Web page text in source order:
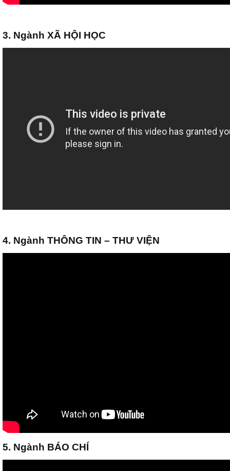
3. Ngành XÃ HỘI HỌC
4. Ngành THÔNG TIN – THƯ VIỆN
5. Ngành BÁO CHÍ